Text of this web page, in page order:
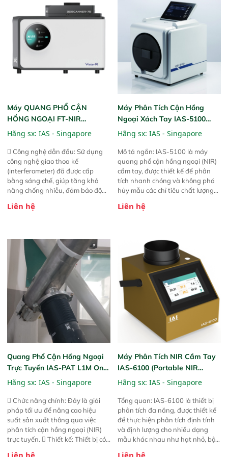
thức ăn chăn nuôi, nguyên liệu
thực phẩm, nông sản,..
liệu để tăng chỉ số ROI cho doanh
Máy QUANG PHỔ CẬN
HỒNG NGOẠI FT-NIR
Analyzer Vista-R
Hãng sx: IAS - Singapore
 Công nghệ dẫn đầu: Sử dụng
công nghệ giao thoa kế
(interferometer) đã được cấp
bằng sáng chế, giúp tăng khả
năng chống nhiễu, đảm bảo độ
Phạm vi ứng dụng rộng: Đáp ứng
ngành công nghiệp khác nhau. 
Độ nhạy cao: Trang bị đầu dò
InGaAs độ nhạy cao, cung cấp
phản hồi phổ tuyến tính đầy đủ,
đảm bảo độ chính xác và khả
năng lặp lại tối ưu.
Liên hệ
Máy Phân Tích Cận Hồng
Ngoại Xách Tay IAS-5100
(Portable NIR Analyzer)
Hãng sx: IAS - Singapore
Mô tả ngắn: IAS-5100 là máy
quang phổ cận hồng ngoại (NIR)
cầm tay, được thiết kế để phân
tích nhanh chóng và không phá
hủy mẫu các chỉ tiêu chất lượng
Thiết bị linh hoạt cho nhiều kịch
trực tiếp ngoài đồng ruộng.
Liên hệ
Quang Phổ Cận Hồng Ngoại
Trực Tuyến IAS-PAT L1M On-
Line NIR
Hãng sx: IAS - Singapore
 Chức năng chính: Đây là giải
pháp tối ưu để nâng cao hiệu
suất sản xuất thông qua việc
phân tích cận hồng ngoại (NIR)
trực tuyến.  Thiết kế: Thiết bị có
Liên hệ
Máy Phân Tích NIR Cầm Tay
IAS-6100 (Portable NIR
Analyzer)
Hãng sx: IAS - Singapore
Tổng quan: IAS-6100 là thiết bị
phân tích đa năng, được thiết kế
để thực hiện phân tích định tính
và định lượng cho nhiều dạng
mẫu khác nhau như hạt nhỏ, bột,
Liên hệ